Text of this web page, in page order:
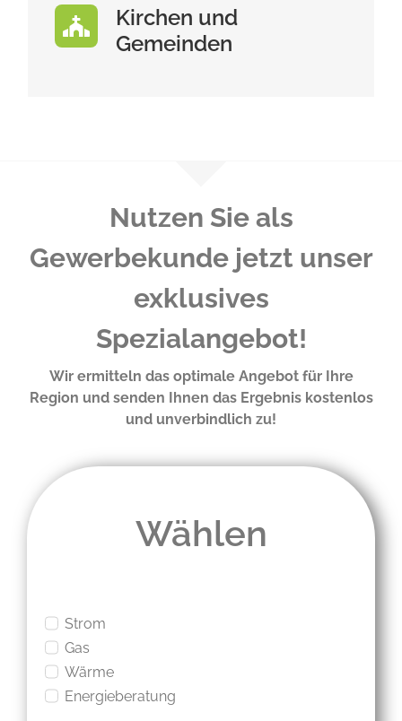
Kirchen und
Gemeinden
Nutzen Sie als
Gewerbekunde jetzt unser
exklusives
Spezialangebot!
Wir ermitteln das optimale Angebot für Ihre
Region und senden Ihnen das Ergebnis kostenlos
und unverbindlich zu!
Wählen
Strom
Gas
Wärme
Energieberatung